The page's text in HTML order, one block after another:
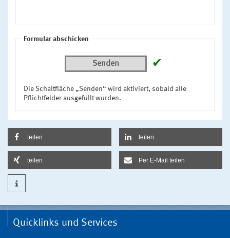
Formular abschicken
Senden ✔
Die Schaltfläche „Senden“ wird aktiviert, sobald alle
Pflichtfelder ausgefüllt wurden.
teilen teilen
teilen Per E-Mail teilen
Quicklinks und Services